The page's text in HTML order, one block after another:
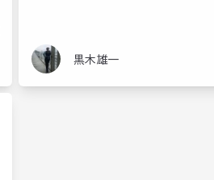
黒木雄一